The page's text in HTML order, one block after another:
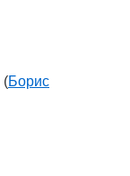
(Борис